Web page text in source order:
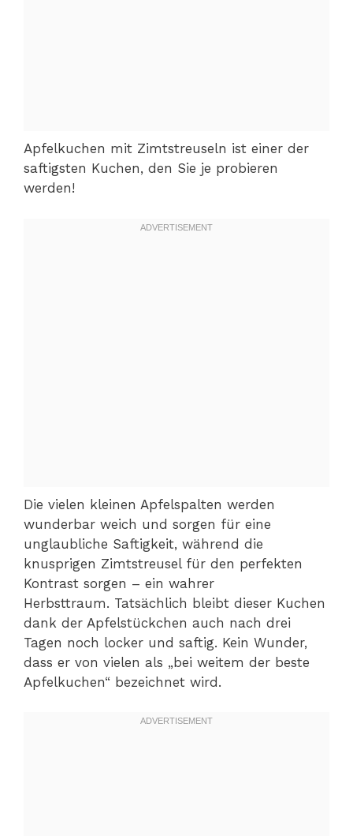
Apfelkuchen mit Zimtstreuseln ist einer der
saftigsten Kuchen, den Sie je probieren
werden!
Die vielen kleinen Apfelspalten werden
wunderbar weich und sorgen für eine
unglaubliche Saftigkeit, während die
knusprigen Zimtstreusel für den perfekten
Kontrast sorgen – ein wahrer
Herbsttraum. Tatsächlich bleibt dieser Kuchen
dank der Apfelstückchen auch nach drei
Tagen noch locker und saftig. Kein Wunder,
dass er von vielen als „bei weitem der beste
Apfelkuchen“ bezeichnet wird.